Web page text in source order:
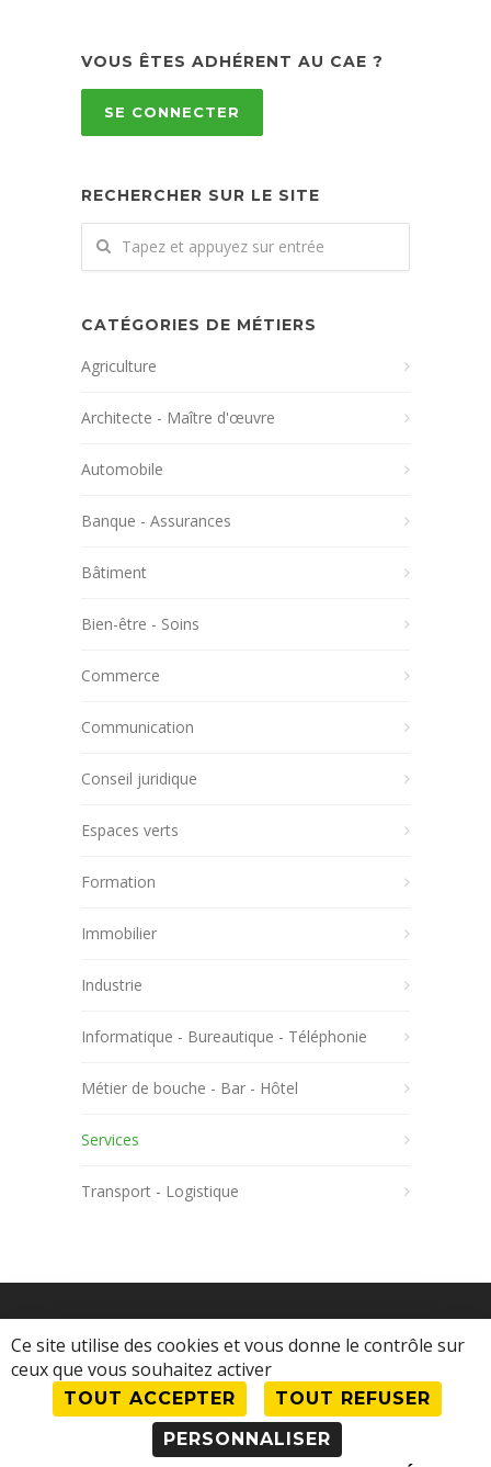
VOUS ÊTES ADHÉRENT AU CAE ?
SE CONNECTER
RECHERCHER SUR LE SITE
CATÉGORIES DE MÉTIERS
Agriculture
Architecte - Maître d'œuvre
Automobile
Banque - Assurances
Bâtiment
Bien-être - Soins
Commerce
Communication
Conseil juridique
Espaces verts
Formation
Immobilier
Industrie
Informatique - Bureautique - Téléphonie
Métier de bouche - Bar - Hôtel
Services
Transport - Logistique
© 2023 Comité d'Action Économique •
Mentions légales•Se connecter en tant
qu'adhérent
Ce site utilise des cookies et vous donne le contrôle sur
ceux que vous souhaitez activer
TOUT ACCEPTER
TOUT REFUSER
PERSONNALISER